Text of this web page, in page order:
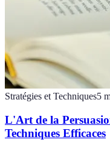
Stratégies et Techniques5
L'Art de la
Techniques Efficaces